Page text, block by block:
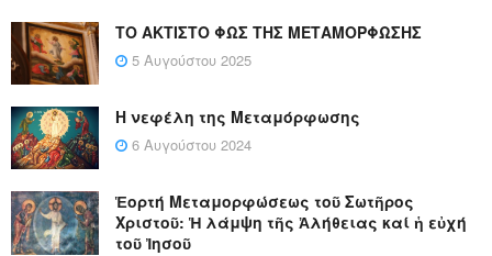
ΤΟ ΑΚΤΙΣΤΟ ΦΩΣ ΤΗΣ ΜΕΤΑΜΟΡΦΩΣΗΣ
5 Αυγούστου 2025
Η νεφέλη της Μεταμόρφωσης
6 Αυγούστου 2024
Ἑορτή Μεταμορφώσεως τοῦ Σωτῆρος
Χριστοῦ: Ἡ λάμψη τῆς Ἀλήθειας καί ἡ εὐχή
τοῦ Ἰησοῦ